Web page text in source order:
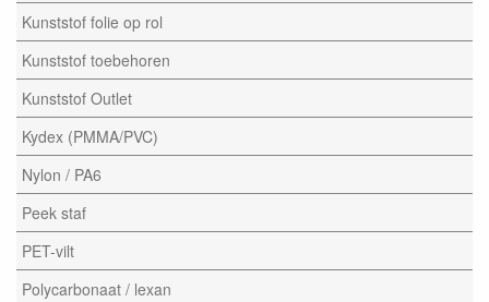
Kunststof folie op rol
Kunststof toebehoren
Kunststof Outlet
Kydex (PMMA/PVC)
Nylon / PA6
Peek staf
PET-vilt
Polycarbonaat / lexan